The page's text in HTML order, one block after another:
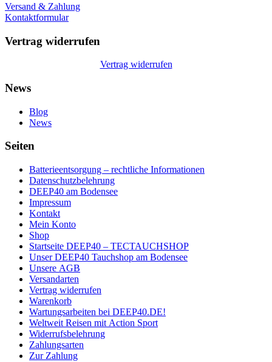
Versand & Zahlung
Kontaktformular
Vertrag widerrufen
Vertrag widerrufen
News
Blog
News
Seiten
Batterieentsorgung – rechtliche Informationen
Datenschutzbelehrung
DEEP40 am Bodensee
Impressum
Kontakt
Mein Konto
Shop
Startseite DEEP40 – TECTAUCHSHOP
Unser DEEP40 Tauchshop am Bodensee
Unsere AGB
Versandarten
Vertrag widerrufen
Warenkorb
Wartungsarbeiten bei DEEP40.DE!
Weltweit Reisen mit Action Sport
Widerrufsbelehrung
Zahlungsarten
Zur Zahlung